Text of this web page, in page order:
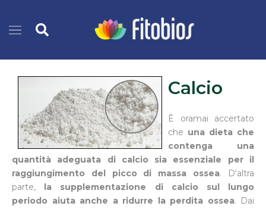
contenutoCerca
Calcio
È oramai accertato
che una dieta che
contenga una
quantità adeguata di calcio sia essenziale per il
raggiungimento del picco di massa ossea. D‘altra
parte, la supplementazione di calcio sul lungo
periodo aiuta anche a ridurre la perdita ossea. Dai